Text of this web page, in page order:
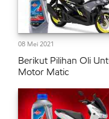
08 Mei 2021
Berikut Pilihan Oli
Motor Matic